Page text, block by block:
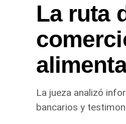
La ruta
La jueza analizó
bancarios y